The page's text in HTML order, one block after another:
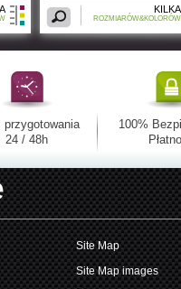
KILKA
ROZMIARÓW&KOLORÓW
przygotowania
24 / 48h
100%
Site Map
Site Map images